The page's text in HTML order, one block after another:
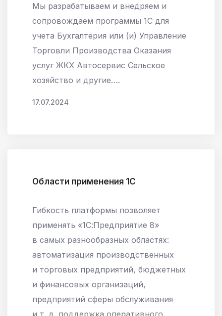
Мы разрабатываем и внедряем и
сопровождаем программы 1С для
учета Бухгалтерия или (и) Управление
Торговли Производства Оказания
услуг ЖКХ Автосервис Сельское
хозяйство и другие….
17.07.2024
Области применения 1C
Гибкость платформы позволяет
применять «1С:Предприятие 8»
в самых разнообразных областях:
автоматизация производственных
и торговых предприятий, бюджетных
и финансовых организаций,
предприятий сферы обслуживания
и т. д. поддержка оперативного